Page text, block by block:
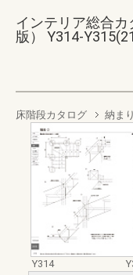
インテリア総合
版） Y314-
床階段カタログ 納ま
Y314